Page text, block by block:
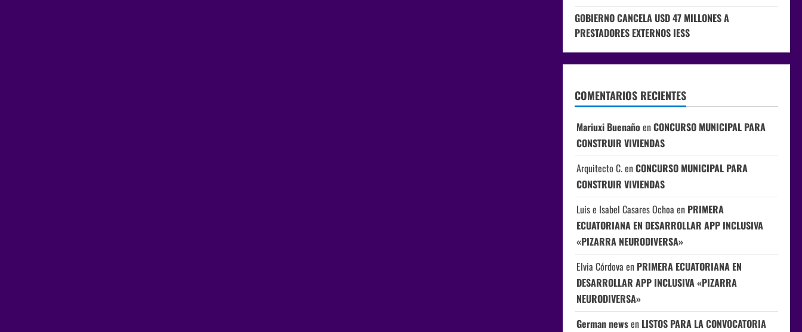
GOBIERNO CANCELA USD 47 MILLONES A
PRESTADORES EXTERNOS IESS
COMENTARIOS RECIENTES
Mariuxi Buenaño enCONCURSO MUNICIPAL PARA
CONSTRUIR VIVIENDAS
Arquitecto C.enCONCURSO MUNICIPAL PARA
CONSTRUIR VIVIENDAS
Luis e Isabel Casares Ochoa en PRIMERA
ECUATORIANA EN DESARROLLAR APP INCLUSIVA
«PIZARRA NEURODIVERSA»
Elvia Córdova en PRIMERA ECUATORIANA EN
DESARROLLAR APP INCLUSIVA «PIZARRA
NEURODIVERSA»
German newsen LISTOS PARA LA CONVOCATORIA